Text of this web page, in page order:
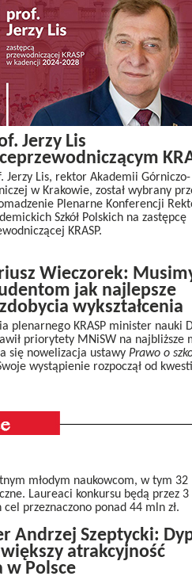
Jerzy Lis
Jerzy Lis, rektor Akademii Górniczo-
w Krakowie, został wybrany
Plenarne Konferencji
Szkół Polskich na zastępcę
KRASP.
Wieczorek:
jak najlepsze
wykształcenia
plenarnego KRASP minister nauki
priorytety MNiSW na najbliższe
się nowelizacja ustawy Prawo o
wystąpienie rozpoczął od
młodym naukowcom, w tym 32
Laureaci konkursu będą przez 3
przeznaczono ponad 44 mln zł.
Andrzej Szeptycki:
atrakcyjność
Polsce